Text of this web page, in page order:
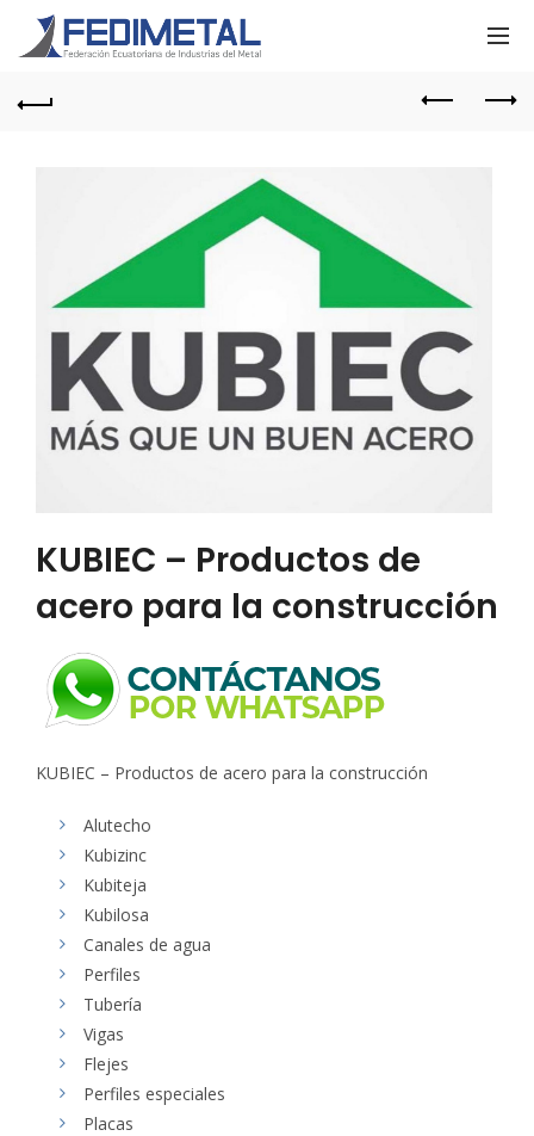
KUBIEC – Productos de
acero para la construcción
KUBIEC – Productos de acero para la construcción
Alutecho
Kubizinc
Kubiteja
Kubilosa
Canales de agua
Perfiles
Tubería
Vigas
Flejes
Perfiles especiales
Placas